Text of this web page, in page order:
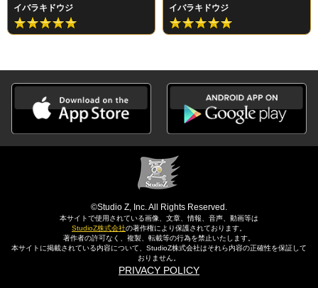
イバラキドウジ イバラキドウジ
©Studio Z, Inc. All Rights Reserved.
本サイトで使用されている画像、文章、情報、音声、動画等は
StudioZ株式会社の著作権により保護されております。
著作者の許可なく、複製、転載等の行為を禁止いたします。
本サイトに掲載されている内容について、StudioZ株式会社はそれら内容の正確性を保証して
おりません。
PRIVACY POLICY